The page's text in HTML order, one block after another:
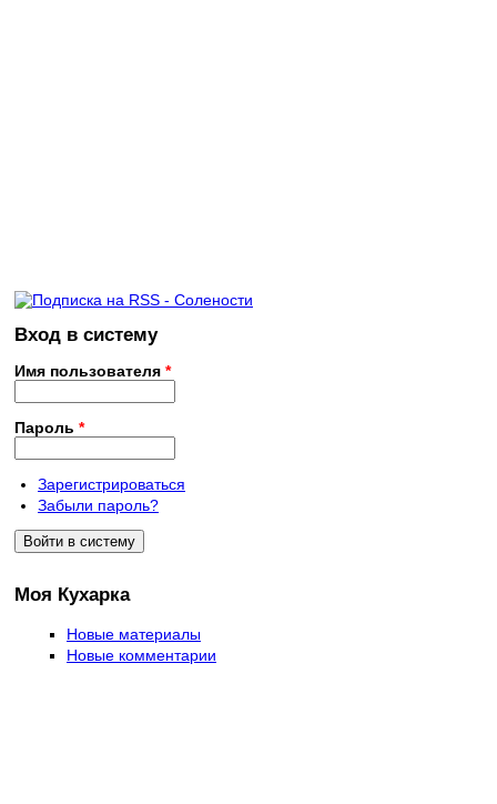
Вход в систему
Имя пользователя *
Пароль *
Зарегистрироваться
Забыли пароль?
Моя Кухарка
Новые материалы
Новые комментарии